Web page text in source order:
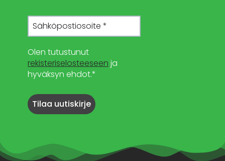
Olen tutustunut
rekisteriselosteeseen ja
hyväksyn ehdot.*